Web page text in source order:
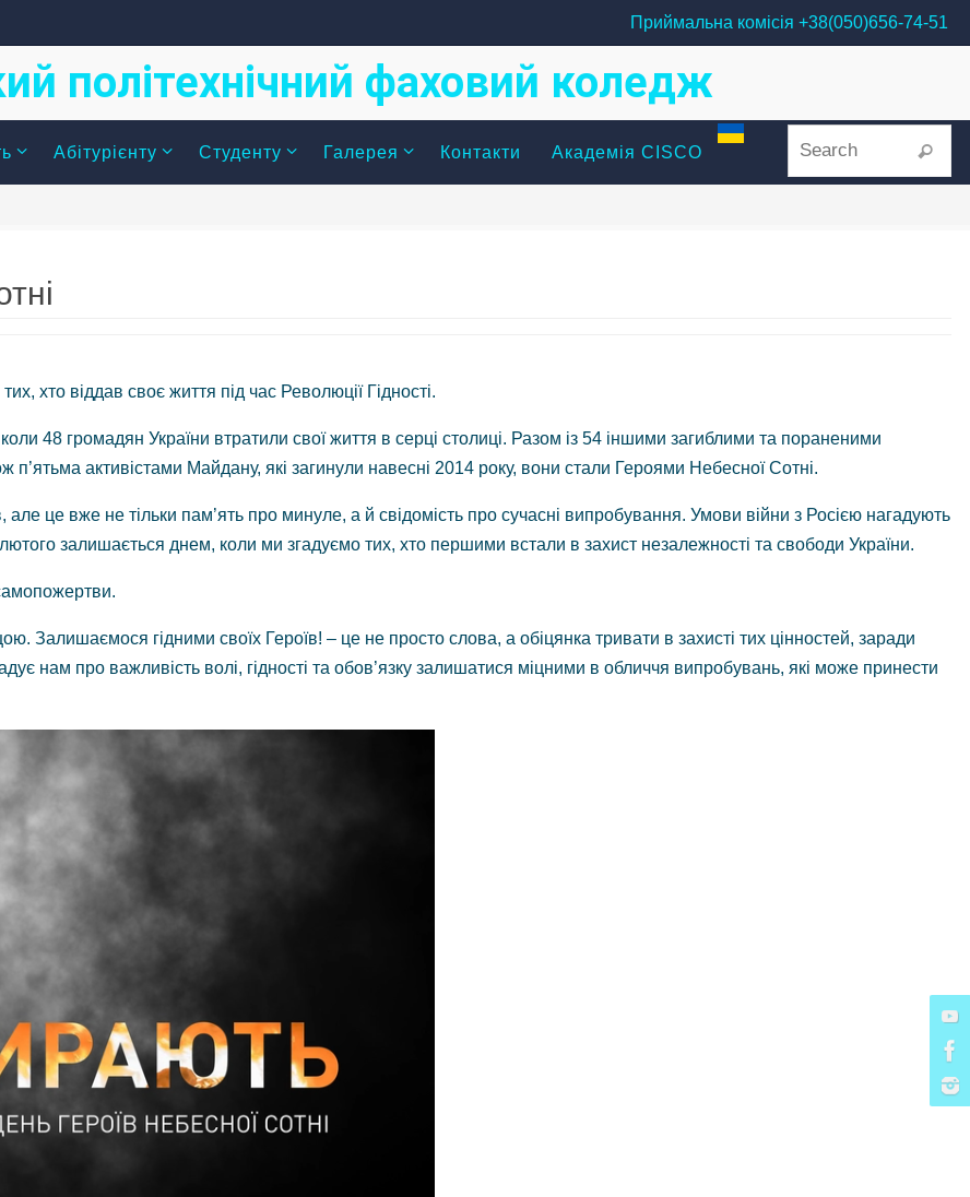
Приймальна комісія +38(050)656-74-51
політехнічний фаховий коледж
Абітурієнту Студенту Галерея Контакти Академія CISCO Search
хто віддав своє життя під час Революції Гідності.
48 громадян України втратили свої життя в серці столиці. Разом із 54 іншими загиблими та пораненими
активістами Майдану, які загинули навесні 2014 року, вони стали Героями Небесної Сотні.
але це вже не тільки пам’ять про минуле, а й свідомість про сучасні випробування. Умови війни з Росією нагадують
лютого залишається днем, коли ми згадуємо тих, хто першими встали в захист незалежності та свободи України.
Залишаємося гідними своїх Героїв! – це не просто слова, а обіцянка тривати в захисті тих цінностей, заради
нам про важливість волі, гідності та обов’язку залишатися міцними в обличчя випробувань, які може принести